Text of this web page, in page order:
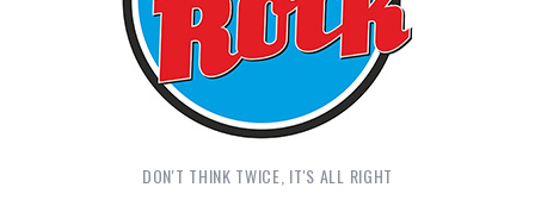
DON'T THINK TWICE, IT'S ALL RIGHT